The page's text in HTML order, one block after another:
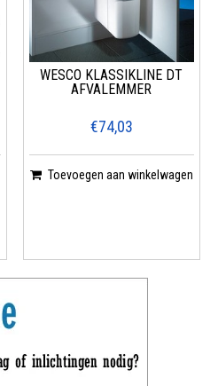
WESCO KLASSIKLINE DT
AFVALEMMER
€74,03
Toevoegen aan winkelwagen